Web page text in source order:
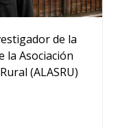
de la
la Asociación
(ALASRU)